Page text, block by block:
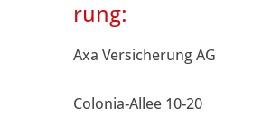
rung:
Axa Versicherung AG
Colonia-Allee 10-20